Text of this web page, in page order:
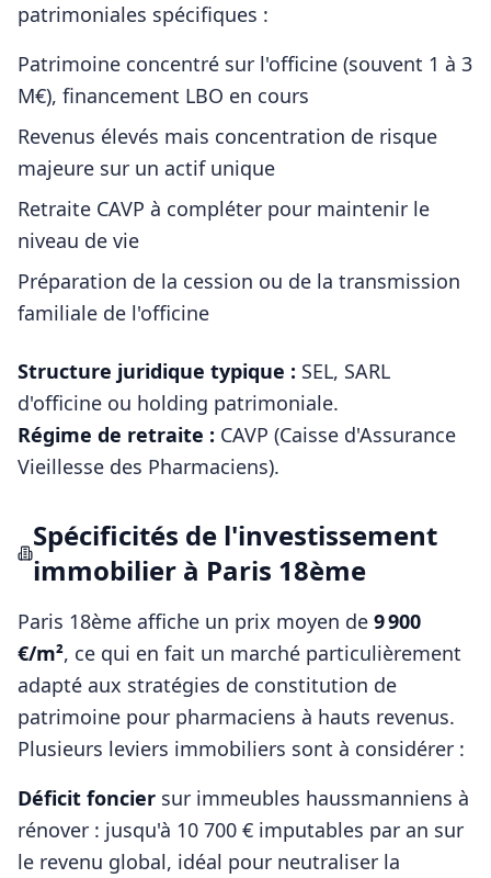
patrimoniales spécifiques :
Patrimoine concentré sur l'officine (souvent 1 à 3
M€), financement LBO en cours
Revenus élevés mais concentration de risque
majeure sur un actif unique
Retraite CAVP à compléter pour maintenir le
niveau de vie
Préparation de la cession ou de la transmission
familiale de l'officine
Structure juridique typique : SEL, SARL
d'officine ou holding patrimoniale.
Régime de retraite : CAVP (Caisse d'Assurance
Vieillesse des Pharmaciens).
Spécificités de l'investissement
immobilier à Paris 18ème
Paris 18ème affiche un prix moyen de 9 900
€/m², ce qui en fait un marché particulièrement
adapté aux stratégies de constitution de
patrimoine pour pharmaciens à hauts revenus.
Plusieurs leviers immobiliers sont à considérer :
Déficit foncier sur immeubles haussmanniens à
rénover : jusqu'à 10 700 € imputables par an sur
le revenu global, idéal pour neutraliser la